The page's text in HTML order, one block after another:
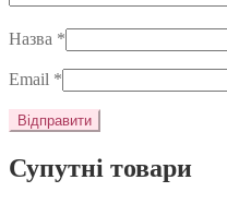
Назва *
Email *
Супутні товари